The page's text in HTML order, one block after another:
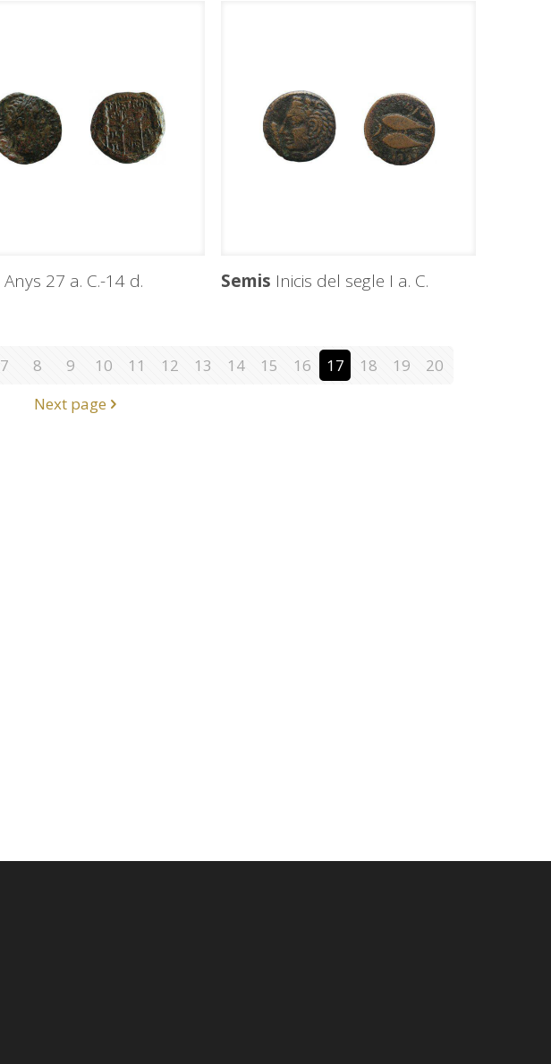
Anys 27 a. C.-14 d. Semis Inicis del segle I a. C.
7 8 9 10 11 12 13 14 15 16 17 18 19
20
Next page